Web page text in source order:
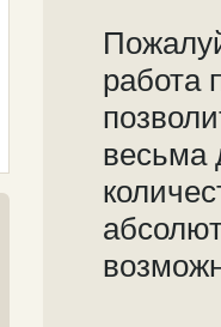
работа
весьма